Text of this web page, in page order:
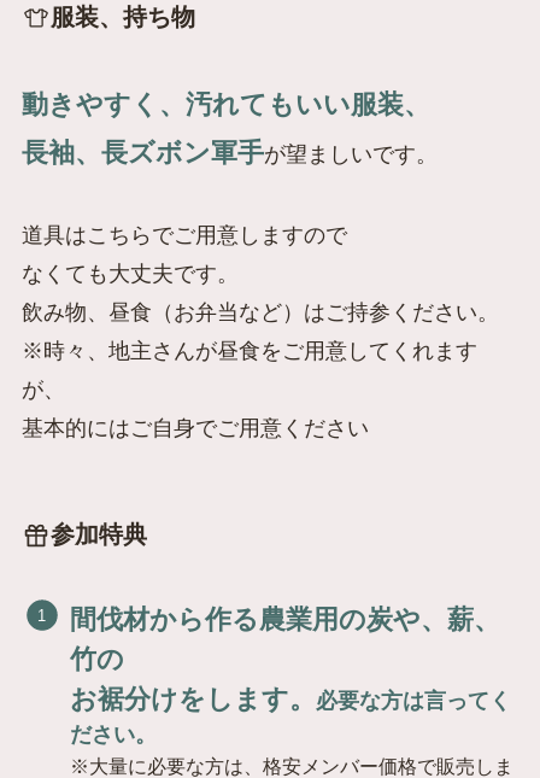
服装、持ち物
動きやすく、汚れてもいい服装、
長袖、長ズボン軍手が望ましいです。
道具はこちらでご用意しますので
なくても大丈夫です。
飲み物、昼食（お弁当など）はご持参ください。
※時々、地主さんが昼食をご用意してくれます
が、
基本的にはご自身でご用意ください
参加特典
間伐材から作る農業用の炭や、薪、
竹の
お裾分けをします。
必要な方は言ってく
ださい。
※大量に必要な方は、格安メンバー価格で販売しま